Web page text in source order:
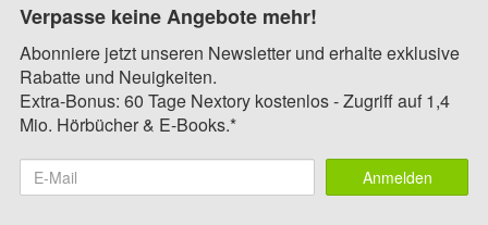
Verpasse keine Angebote mehr!
Abonniere jetzt unseren Newsletter und erhalte exklusive
Rabatte und Neuigkeiten.
Extra-Bonus: 60 Tage Nextory kostenlos - Zugriff auf 1,4
Mio. Hörbücher & E-Books.*
Anmelden